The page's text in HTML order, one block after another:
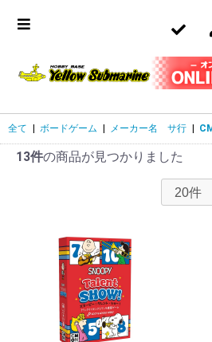
全て ボードゲーム メーカー名 サ行
13件の商品が見つかりました